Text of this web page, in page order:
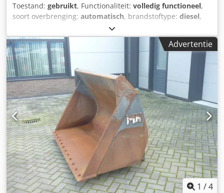
Toestand: gebruikt, Functionaliteit: volledig functioneel,
soort overbrenging: automatisch, brandstoftype: diesel,
7.500 kg
registratie:10/1977, Bouwjaar:1977, Uitrusting:
hydraulica , Technisch in orde Cedpfxet S Idrs AizehaAdvertentie
1 /4